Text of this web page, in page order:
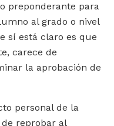
preponderante para
al grado o nivel
sí está claro es que
carece de
la aprobación de
personal de la
reprobar al